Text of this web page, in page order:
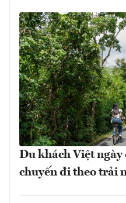
Du khách Việt
chuyến đi theo trải